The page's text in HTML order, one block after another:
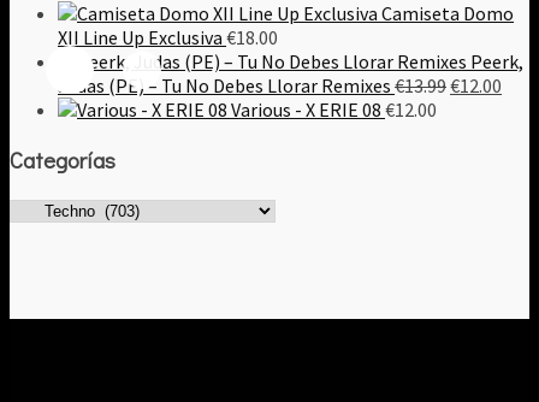
Camiseta Domo
XII Line Up Exclusiva €18.00
Peerk,
Judas (PE) – Tu No Debes Llorar Remixes €13.99El
€12.00
Various - X ERIE 08 €12.00
Categorías